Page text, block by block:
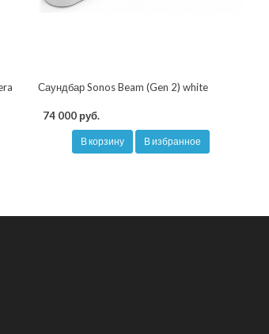
Саундбар Sonos Beam (Gen 2) white
74 000 руб.
В корзину В избранное